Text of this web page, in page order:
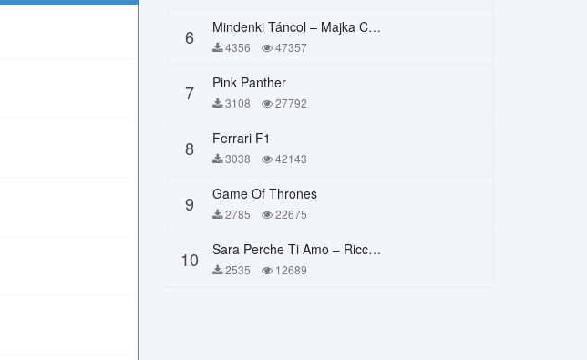
6 Mindenki Táncol – Majka Curtis, Péter Majoros
4356 47357
7 Pink Panther
3108 27792
8 Ferrari F1
3038 42143
9 Game Of Thrones
2785 22675
10 Sara Perche Ti Amo – Ricchi E Poveri
2535 12689